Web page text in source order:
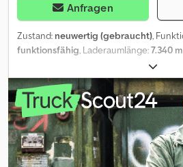
Anfragen
Zustand: neuwertig (gebraucht),
funktionsfähig, Laderaumlänge:7.340
, Baujahr:
/ 18 EPAL / neue Plane Baujahr 2010
Gesamtgewicht: 16.000 kg
kg Chsdpfx Aajzmv Nxsvsa Neue Plane
Gesamtlänge: 745 cm Länge zwischen
Länge von Stirnwand bis vordere
hinterer Verriegelung bis Tür: 85 cm